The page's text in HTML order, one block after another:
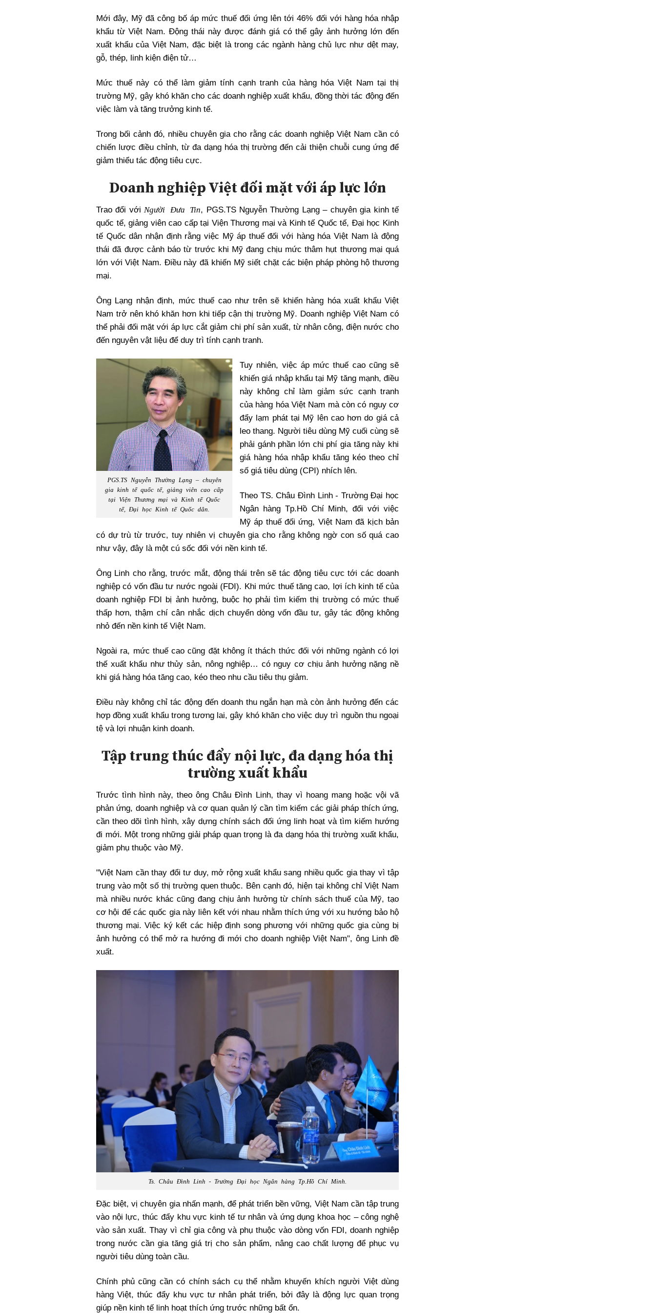
Bạn đọc viết
Mới đây, Mỹ đã công bố áp mức thuế đối ứng lên tới 46% đối với hàng hóa nhập
khẩu từ Việt Nam. Động thái này được đánh giá có thể gây ảnh hưởng lớn đến
xuất khẩu của Việt Nam, đặc biệt là trong các ngành hàng chủ lực như dệt may,
gỗ, thép, linh kiện điện tử…
Mức thuế này có thể làm giảm tính cạnh tranh của hàng hóa Việt Nam tại thị
trường Mỹ, gây khó khăn cho các doanh nghiệp xuất khẩu, đồng thời tác động đến
việc làm và tăng trưởng kinh tế.
Trong bối cảnh đó, nhiều chuyên gia cho rằng các doanh nghiệp Việt Nam cần có
chiến lược điều chỉnh, từ đa dạng hóa thị trường đến cải thiện chuỗi cung ứng để
giảm thiểu tác động tiêu cực.
Doanh nghiệp Việt đối mặt với áp lực lớn
Trao đổi vớiNgười Đưa Tin, PGS.TS Nguyễn Thường Lạng – chuyên gia kinh tế
quốc tế, giảng viên cao cấp tại Viện Thương mại và Kinh tế Quốc tế, Đại học Kinh
tế Quốc dân nhận định rằng việc Mỹ áp thuế đối với hàng hóa Việt Nam là động
thái đã được cảnh báo từ trước khi Mỹ đang chịu mức thâm hụt thương mại quá
lớn với Việt Nam. Điều này đã khiến Mỹ siết chặt các biện pháp phòng hộ thương
mại.
Ông Lạng nhận định, mức thuế cao như trên sẽ khiến hàng hóa xuất khẩu Việt
Nam trở nên khó khăn hơn khi tiếp cận thị trường Mỹ. Doanh nghiệp Việt Nam có
thể phải đối mặt với áp lực cắt giảm chi phí sản xuất, từ nhân công, điện nước cho
đến nguyên vật liệu để duy trì tính cạnh tranh.
PGS.TS Nguyễn Thường Lạng – chuyên
gia kinh tế quốc tế, giảng viên cao cấp
tại Viện Thương mại và Kinh tế Quốc
tế, Đại học Kinh tế Quốc dân.
Tuy nhiên, việc áp mức thuế cao cũng sẽ
khiến giá nhập khẩu tại Mỹ tăng mạnh, điều
này không chỉ làm giảm sức cạnh tranh
của hàng hóa Việt Nam mà còn có nguy cơ
đẩy lạm phát tại Mỹ lên cao hơn do giá cả
leo thang. Người tiêu dùng Mỹ cuối cùng sẽ
phải gánh phần lớn chi phí gia tăng này khi
giá hàng hóa nhập khẩu tăng kéo theo chỉ
số giá tiêu dùng (CPI) nhích lên.
Theo TS. Châu Đình Linh - Trường Đại học
Ngân hàng Tp.Hồ Chí Minh, đối với việc
Mỹ áp thuế đối ứng, Việt Nam đã kịch bản
có dự trù từ trước, tuy nhiên vị chuyên gia cho rằng không ngờ con số quá cao
như vậy, đây là một cú sốc đối với nền kinh tế.
Ông Linh cho rằng, trước mắt, động thái trên sẽ tác động tiêu cực tới các doanh
nghiệp có vốn đầu tư nước ngoài (FDI). Khi mức thuế tăng cao, lợi ích kinh tế của
doanh nghiệp FDI bị ảnh hưởng, buộc họ phải tìm kiếm thị trường có mức thuế
thấp hơn, thậm chí cân nhắc dịch chuyển dòng vốn đầu tư, gây tác động không
nhỏ đến nền kinh tế Việt Nam.
Ngoài ra, mức thuế cao cũng đặt không ít thách thức đối với những ngành có lợi
thế xuất khẩu như thủy sản, nông nghiệp… có nguy cơ chịu ảnh hưởng nặng nề
khi giá hàng hóa tăng cao, kéo theo nhu cầu tiêu thụ giảm.
Điều này không chỉ tác động đến doanh thu ngắn hạn mà còn ảnh hưởng đến các
hợp đồng xuất khẩu trong tương lai, gây khó khăn cho việc duy trì nguồn thu ngoại
tệ và lợi nhuận kinh doanh.
Tập trung thúc đẩy nội lực, đa dạng hóa thị
trường xuất khẩu
Trước tình hình này, theo ông Châu Đình Linh, thay vì hoang mang hoặc vội vã
phản ứng, doanh nghiệp và cơ quan quản lý cần tìm kiếm các giải pháp thích ứng,
cần theo dõi tình hình, xây dựng chính sách đối ứng linh hoạt và tìm kiếm hướng
đi mới. Một trong những giải pháp quan trọng là đa dạng hóa thị trường xuất khẩu,
giảm phụ thuộc vào Mỹ.
"Việt Nam cần thay đổi tư duy, mở rộng xuất khẩu sang nhiều quốc gia thay vì tập
trung vào một số thị trường quen thuộc. Bên cạnh đó, hiện tại không chỉ Việt Nam
mà nhiều nước khác cũng đang chịu ảnh hưởng từ chính sách thuế của Mỹ, tạo
cơ hội để các quốc gia này liên kết với nhau nhằm thích ứng với xu hướng bảo hộ
thương mại. Việc ký kết các hiệp định song phương với những quốc gia cùng bị
ảnh hưởng có thể mở ra hướng đi mới cho doanh nghiệp Việt Nam", ông Linh đề
xuất.
Ts. Châu Đình Linh - Trường Đại học Ngân hàng Tp.Hồ Chí Minh.
Đặc biệt, vị chuyên gia nhấn mạnh, để phát triển bền vững, Việt Nam cần tập trung
vào nội lực, thúc đẩy khu vực kinh tế tư nhân và ứng dụng khoa học – công nghệ
vào sản xuất. Thay vì chỉ gia công và phụ thuộc vào dòng vốn FDI, doanh nghiệp
trong nước cần gia tăng giá trị cho sản phẩm, nâng cao chất lượng để phục vụ
người tiêu dùng toàn cầu.
Chính phủ cũng cần có chính sách cụ thể nhằm khuyến khích người Việt dùng
hàng Việt, thúc đẩy khu vực tư nhân phát triển, bởi đây là động lực quan trọng
giúp nền kinh tế linh hoạt thích ứng trước những bất ổn.